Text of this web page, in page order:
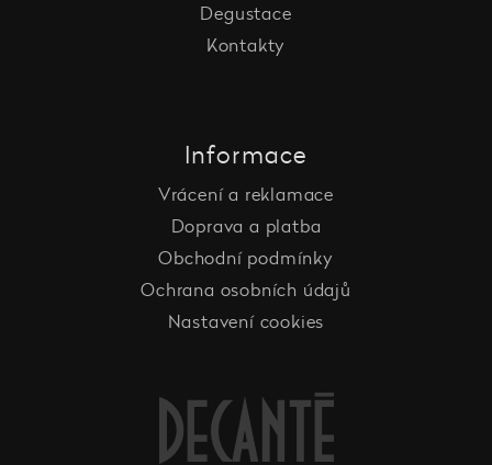
Degustace
Kontakty
Informace
Vrácení a reklamace
Doprava a platba
Obchodní podmínky
Ochrana osobních údajů
Nastavení cookies